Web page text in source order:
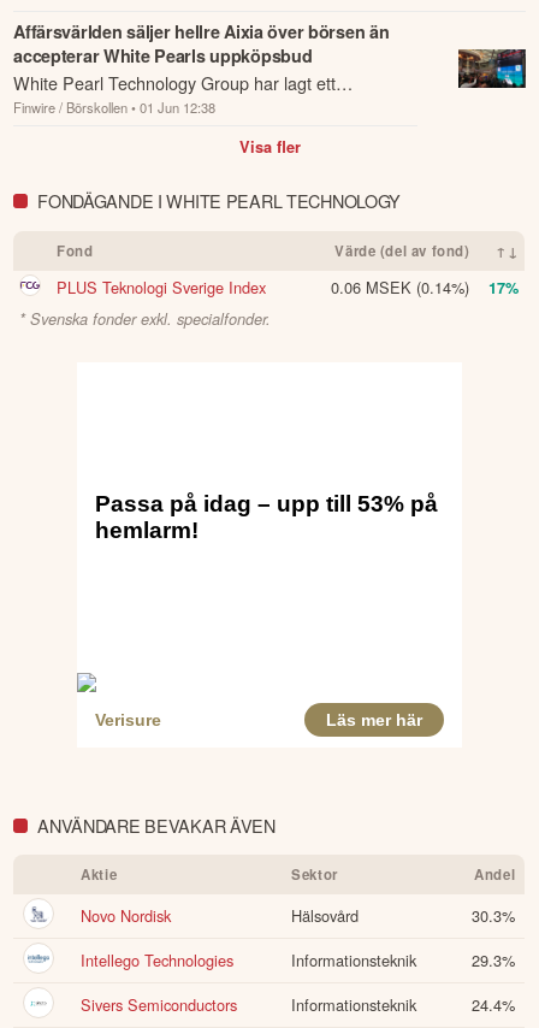
ägaren Ebrah...
Affärsvärlden säljer hellre Aixia över börsen än
accepterar White Pearls uppköpsbud
White Pearl Technology Group har lagt ett
uppköpsbud på Aixia som är ett konsult- och it-
Finwire / Börskollen • 01 Jun 12:38
Visa fler
FONDÄGANDE I WHITE PEARL TECHNOLOGY
Fond Värde (del av fond) ↑↓
PLUS Teknologi Sverige Index 0.06 MSEK (0.14%)
17%
* Svenska fonder exkl. specialfonder.
ANVÄNDARE BEVAKAR ÄVEN
Aktie Sektor Andel
Novo Nordisk Hälsovård 30.3%
Intellego Technologies
Informationsteknik 29.3%
Sivers Semiconductors
Informationsteknik 24.4%